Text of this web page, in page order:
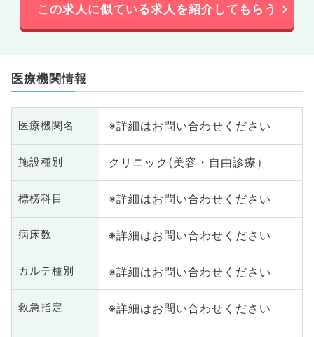
この求人に似ている求人を紹介してもらう
医療機関情報
医療機関名 ※詳細はお問い合わせください
施設種別 クリニック(美容・自由診療）
標榜科目 ※詳細はお問い合わせください
病床数 ※詳細はお問い合わせください
カルテ種別 ※詳細はお問い合わせください
救急指定 ※詳細はお問い合わせください